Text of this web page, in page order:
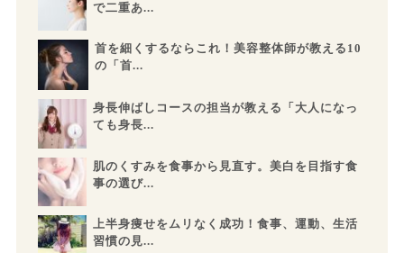
で二重あ...
首を細くするならこれ！美容整体師が教える10
の「首...
身長伸ばしコースの担当が教える「大人になっ
ても身長...
肌のくすみを食事から見直す。美白を目指す食
事の選び...
上半身痩せをムリなく成功！食事、運動、生活
習慣の見...